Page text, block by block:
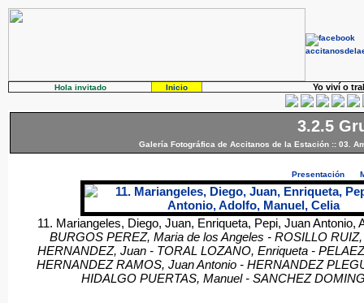
Hola invitado Inicio Yo viví o
3.2.5
Galería Fotográfica de Accitanos de la Estación:: 03.
Presentación
11. Mariangeles, Diego, Juan, Enriqueta, Pepi, Juan Antonio,
BURGOS PEREZ, Maria de los Angeles - ROSILLO
HERNANDEZ, Juan - TORAL LOZANO, Enriqueta -
HERNANDEZ RAMOS, Juan Antonio - HERNANDEZ
HIDALGO PUERTAS, Manuel - SANCHEZ